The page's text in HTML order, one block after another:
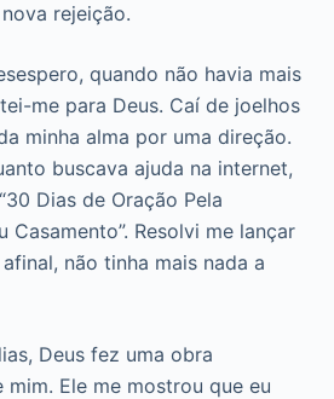
rejeição.
quando não havia mais
me para Deus. Caí de joelhos
minha alma por uma direção.
buscava ajuda na internet,
Dias de Oração Pela
Casamento”. Resolvi me lançar
não tinha mais nada a
Deus fez uma obra
Ele me mostrou que eu